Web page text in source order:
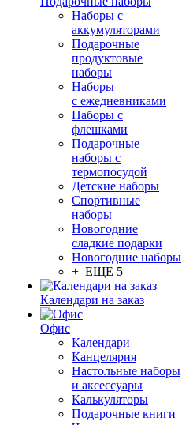
Наборы с
аккумуляторами
Подарочные
продуктовые
наборы
Наборы
с ежедневниками
Наборы с
флешками
Подарочные
наборы с
термопосудой
Детские наборы
Спортивные
наборы
Новогодние
сладкие подарки
Новогодние наборы
+ ЕЩЕ 5
Календари на заказ
Офис
Календари
Канцелярия
Настольные наборы
и аксессуары
Калькуляторы
Подарочные книги